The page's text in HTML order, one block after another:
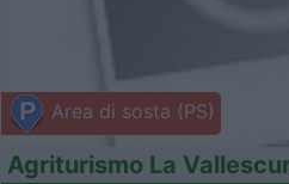
Area di sosta (PS)
Agriturismo La